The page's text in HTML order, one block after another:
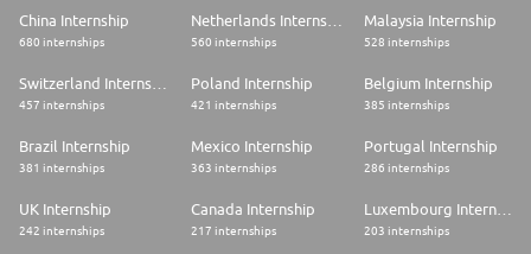
China Internship
680 internships 560 internships
Malaysia Internship
528 internships
457 internships
Poland Internship
421 internships
Belgium Internship
385 internships
Brazil Internship
381 internships
Mexico Internship
363 internships
Portugal Internship
286 internships
UK Internship
242 internships
Canada Internship
217 internships
Luxembourg Internship
203 internships